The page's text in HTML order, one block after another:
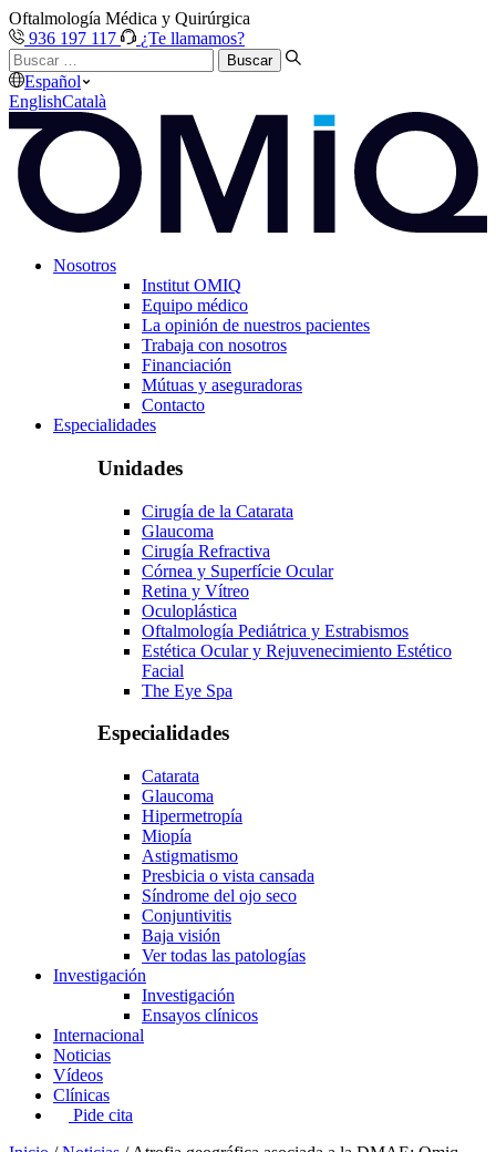
Oftalmología Médica y Quirúrgica
936 197 117
¿Te llamamos?
Buscar
…Español
EnglishCatalà
Nosotros
Institut OMIQ
Equipo médico
La opinión de nuestros pacientes
Trabaja con nosotros
Financiación
Mútuas y aseguradoras
Contacto
Especialidades
Unidades
Cirugía de la Catarata
Glaucoma
Cirugía Refractiva
Córnea y Superfície Ocular
Retina y Vítreo
Oculoplástica
Oftalmología Pediátrica y Estrabismos
Estética Ocular y Rejuvenecimiento Estético
Facial
The Eye Spa
Especialidades
Catarata
Glaucoma
Hipermetropía
Miopía
Astigmatismo
Presbicia o vista cansada
Síndrome del ojo seco
Conjuntivitis
Baja visión
Ver todas las patologías
Investigación
Investigación
Ensayos clínicos
Internacional
Noticias
Vídeos
Clínicas
Pide cita